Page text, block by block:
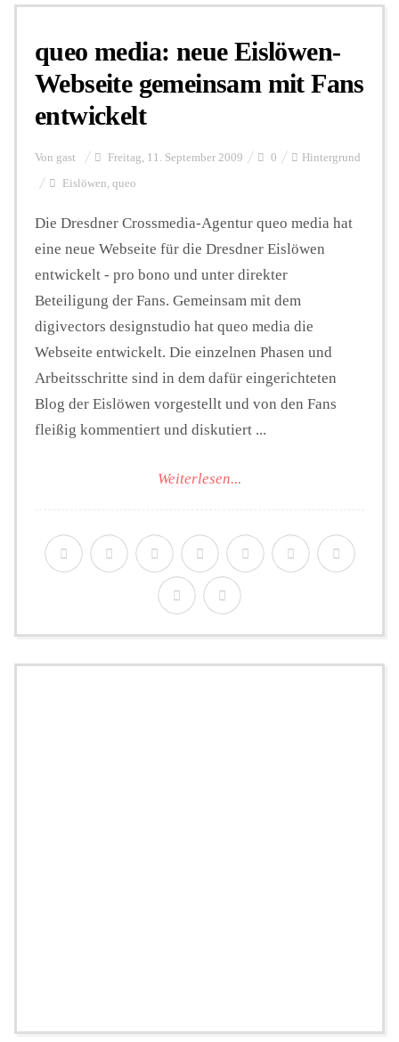
Personalien
Hintergrund
FUNKTURM-Beiträge
Podcast
Seminare
Unterstützen
queo media: neue Eislöwen-
Webseite gemeinsam mit Fans
entwickelt
Von gast Freitag, 11. September 2009 0 Hintergrund
Eislöwen, queo
Die Dresdner Crossmedia-Agentur queo media hat
eine neue Webseite für die Dresdner Eislöwen
entwickelt - pro bono und unter direkter
Beteiligung der Fans. Gemeinsam mit dem
digivectors designstudio hat queo media die
Webseite entwickelt. Die einzelnen Phasen und
Arbeitsschritte sind in dem dafür eingerichteten
Blog der Eislöwen vorgestellt und von den Fans
fleißig kommentiert und diskutiert ...
Weiterlesen...